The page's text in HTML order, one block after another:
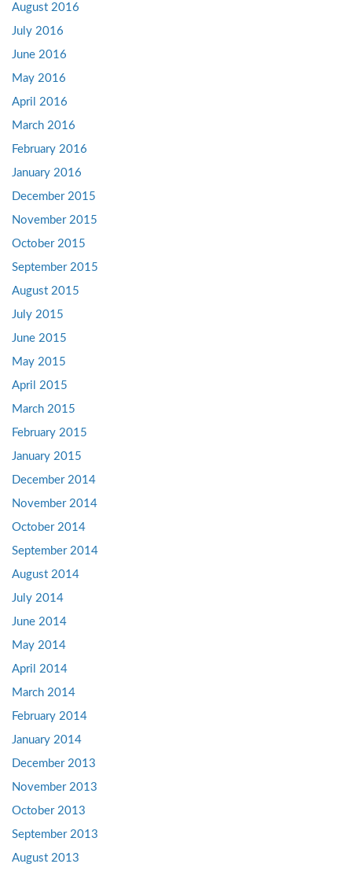
August 2016
July 2016
June 2016
May 2016
April 2016
March 2016
February 2016
January 2016
December 2015
November 2015
October 2015
September 2015
August 2015
July 2015
June 2015
May 2015
April 2015
March 2015
February 2015
January 2015
December 2014
November 2014
October 2014
September 2014
August 2014
July 2014
June 2014
May 2014
April 2014
March 2014
February 2014
January 2014
December 2013
November 2013
October 2013
September 2013
August 2013